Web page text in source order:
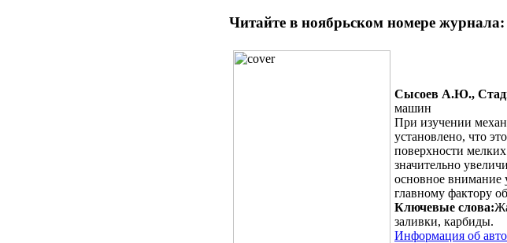
Читайте в ноябрьском номере журнала:
Сысоев А.Ю.,
машин
При изучении
установлено, что
поверхности
значительно
основное внимание
главному фактору
Ключевые слова:
заливки, карбиды.
Информация об